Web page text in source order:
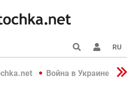
RU
Война в Украине 2022